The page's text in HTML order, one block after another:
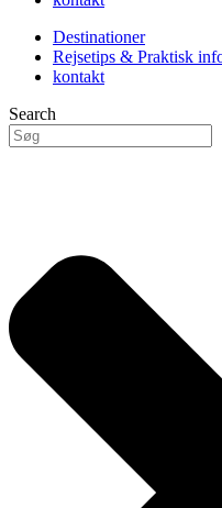
Destinationer
Rejsetips & Praktisk
kontakt
Search